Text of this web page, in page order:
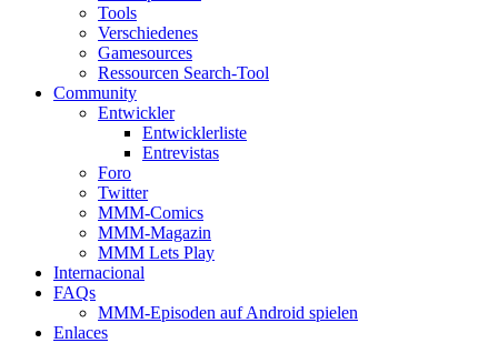
Tools
Verschiedenes
Gamesources
Ressourcen Search-Tool
Community
Entwickler
Entwicklerliste
Entrevistas
Foro
Twitter
MMM-Comics
MMM-Magazin
MMM Lets Play
Internacional
FAQs
MMM-Episoden auf Android spielen
Enlaces